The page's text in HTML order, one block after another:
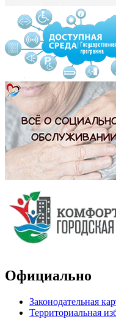
Официально
Законодательная
Территориальная